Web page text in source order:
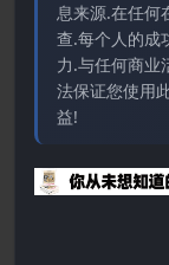
息来源.在任何
查.每个人的成
力.与任何商业
法保证您使用
益!